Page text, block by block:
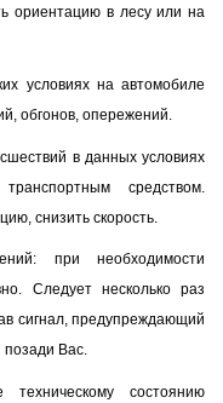
ориентацию в лесу или на
условиях на автомобиле
обгонов, опережений.
в данных условиях
средством.
снизить скорость.
при необходимости
Следует несколько раз
сигнал, предупреждающий
позади Вас.
состоянию